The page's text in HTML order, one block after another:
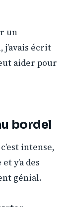
un
j’avais écrit
aider pour
bordel
intense,
y’a des
génial.